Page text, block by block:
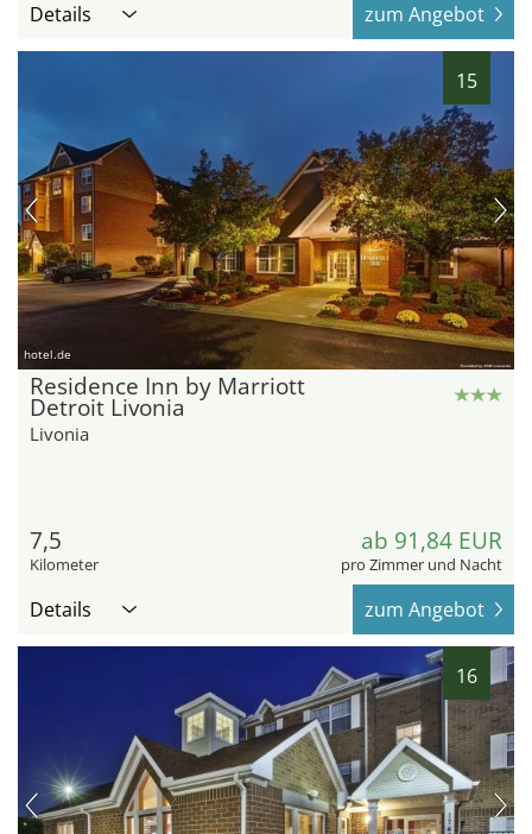
Details zum Angebot
15
hotel.de
Residence Inn by Marriott
Detroit Livonia
Livonia
7,5
Kilometer
ab 91,84 EUR
pro Zimmer und Nacht
Details zum Angebot
16